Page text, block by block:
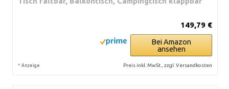
149,79 €
Bei Amazon
ansehen
* Anzeige Preis inkl. MwSt., zzgl. Versandkosten